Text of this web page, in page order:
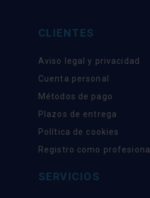
CLIENTES
Aviso legal y privacidad
Cuenta personal
Métodos de pago
Plazos de entrega
Política de cookies
Registro como profesional
SERVICIOS